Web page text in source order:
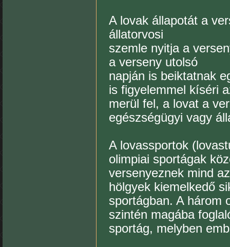
A lovak állapotát a
állatorvosi
szemle nyitja a
a verseny utolsó
napján is beiktatnak
is figyelemmel kíséri
merül fel, a lovat a
egészségügyi vagy
A lovassportok
olimpiai sportágak
versenyeznek mind
hölgyek kiemelkedő
sportágban. A három
szintén magába
sportág, melyben